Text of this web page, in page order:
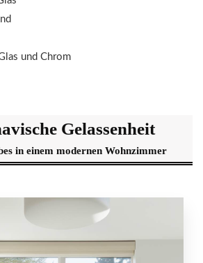
und Chrom
Gelassenheit
in einem modernen Wohnzimmer